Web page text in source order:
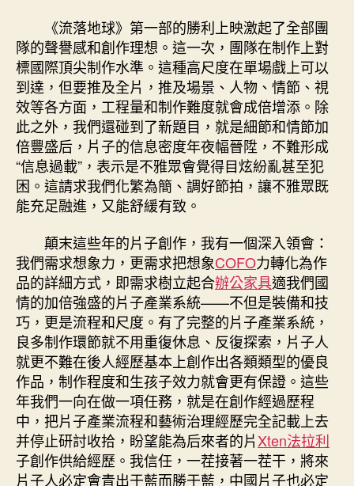
《流落地球》第一部的勝利上映激起了全部團
隊的聲譽感和創作理想。這一次，團隊在制作上對
標國際頂尖制作水準。這種高尺度在單場戲上可以
到達，但要推及全片，推及場景、人物、情節、視
效等各方面，工程量和制作難度就會成倍增添。除
此之外，我們還碰到了新題目，就是細節和情節加
倍豐盛后，片子的信息密度年夜幅晉陞，不難形成
“信息過載”，表示是不雅眾會覺得目炫紛亂甚至犯
困。這請求我們化繁為簡、調好節拍，讓不雅眾既
能充足融進，又能舒緩有致。
顛末這些年的片子創作，我有一個深入領會：
我們需求想象力，更需求把想象COFO力轉化為作
品的詳細方式，即需求樹立起合辦公家具適我們國
情的加倍強盛的片子產業系統——不但是裝備和技
巧，更是流程和尺度。有了完整的片子產業系統，
良多制作環節就不用重復休息、反復探索，片子人
就更不難在後人經歷基本上創作出各類類型的優良
作品，制作程度和生孩子效力就會更有保證。這些
年我們一向在做一項任務，就是在創作經過歷程
中，把片子產業流程和藝術治理經歷完全記載上去
并停止研討收拾，盼望能為后來者的片Xten法拉利
子創作供給經歷。我信任，一茬接著一茬干，將來
片子人必定會青出于藍而勝于藍，中國片子也必定